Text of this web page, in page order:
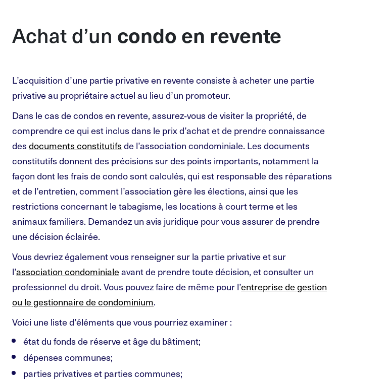
Achat d’un condo en revente
L’acquisition d’une partie privative en revente consiste à acheter une partie
privative au propriétaire actuel au lieu d’un promoteur.
Dans le cas de condos en revente, assurez‑vous de visiter la propriété, de
comprendre ce qui est inclus dans le prix d’achat et de prendre connaissance
des documents constitutifs de l’association condominiale. Les documents
constitutifs donnent des précisions sur des points importants, notamment la
façon dont les frais de condo sont calculés, qui est responsable des réparations
et de l’entretien, comment l’association gère les élections, ainsi que les
restrictions concernant le tabagisme, les locations à court terme et les
animaux familiers. Demandez un avis juridique pour vous assurer de prendre
une décision éclairée.
Vous devriez également vous renseigner sur la partie privative et sur
l’association condominialeavant de prendre toute décision, et consulter un
professionnel du droit. Vous pouvez faire de même pour l’entreprise de gestion
ou le gestionnaire de condominium.
Voici une liste d’éléments que vous pourriez examiner :
état du fonds de réserve et âge du bâtiment;
dépenses communes;
parties privatives et parties communes;